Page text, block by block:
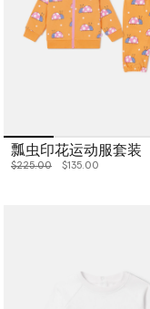
瓢虫印花运动服套装
价格从
$225.00下降至
$135.00